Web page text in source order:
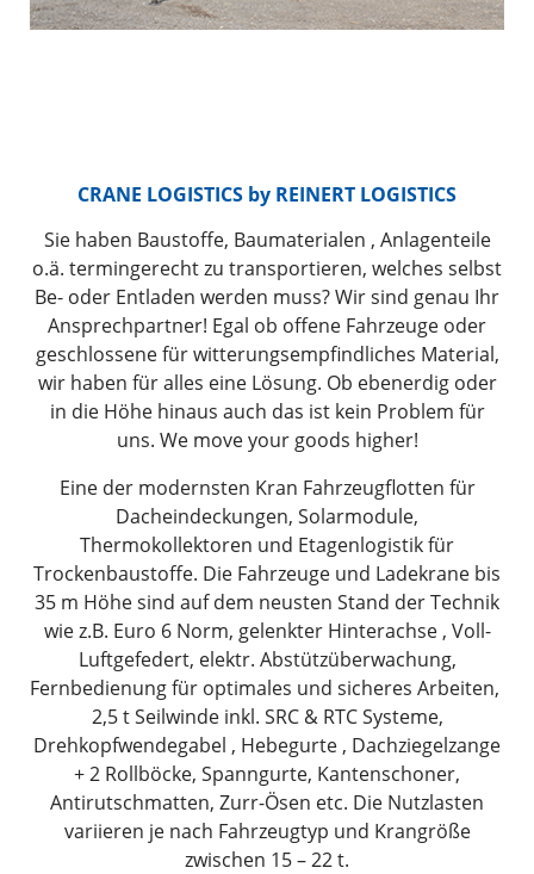
CRANE LOGISTICS by REINERT LOGISTICS
Sie haben Baustoffe, Baumaterialen , Anlagenteile
o.ä. termingerecht zu transportieren, welches selbst
Be- oder Entladen werden muss? Wir sind genau Ihr
Ansprechpartner! Egal ob offene Fahrzeuge oder
geschlossene für witterungsempfindliches Material,
wir haben für alles eine Lösung. Ob ebenerdig oder
in die Höhe hinaus auch das ist kein Problem für
uns. We move your goods higher!
Eine der modernsten Kran Fahrzeugflotten für
Dacheindeckungen, Solarmodule,
Thermokollektoren und Etagenlogistik für
Trockenbaustoffe. Die Fahrzeuge und Ladekrane bis
35 m Höhe sind auf dem neusten Stand der Technik
wie z.B. Euro 6 Norm, gelenkter Hinterachse , Voll-
Luftgefedert, elektr. Abstützüberwachung,
Fernbedienung für optimales und sicheres Arbeiten,
2,5 t Seilwinde inkl. SRC & RTC Systeme,
Drehkopfwendegabel , Hebegurte , Dachziegelzange
+ 2 Rollböcke, Spanngurte, Kantenschoner,
Antirutschmatten, Zurr-Ösen etc. Die Nutzlasten
variieren je nach Fahrzeugtyp und Krangröße
zwischen 15 – 22 t.